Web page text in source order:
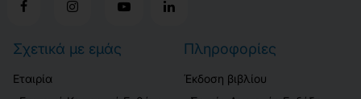
Σχετικά με εμάς
Εταιρία
Πληροφορίες
Έκδοση βιβλίου